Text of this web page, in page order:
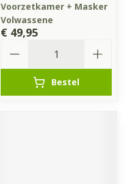
Voorzetkamer + Masker
Volwassene
€ 49,95
Bestel